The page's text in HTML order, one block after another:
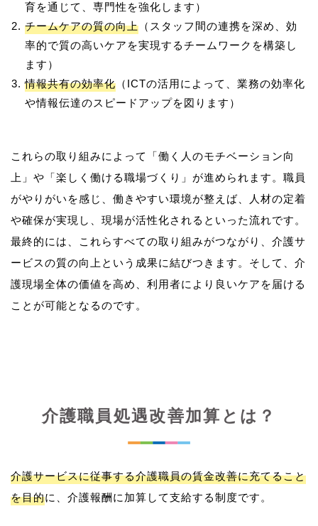
育を通じて、専門性を強化します）
チームケアの質の向上 （スタッフ間の連携を深め、効
率的で質の高いケアを実現するチームワークを構築し
ます）
情報共有の効率化 （ICTの活用によって、業務の効率化
や情報伝達のスピードアップを図ります）
これらの取り組みによって「働く人のモチベーション向
上」や「楽しく働ける職場づくり」が進められます。職員
がやりがいを感じ、働きやすい環境が整えば、人材の定着
や確保が実現し、現場が活性化されるといった流れです。
最終的には、これらすべての取り組みがつながり、介護サ
ービスの質の向上という成果に結びつきます。そして、介
護現場全体の価値を高め、利用者により良いケアを届ける
介護職員処遇改善加算とは？
介護サービスに従事する介護職員の賃金改善に充てること
を目的に、介護報酬に加算して支給する制度です。